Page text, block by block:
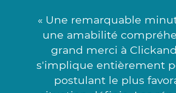
« Une remarquable
une amabilité
grand merci à
s'implique entièrement
postulant le plus